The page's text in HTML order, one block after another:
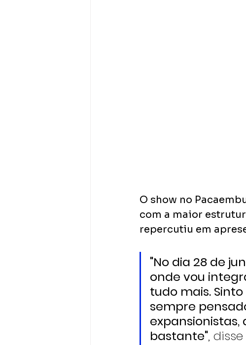
O show no
com a maior
repercutiu em
"No dia 28 de
onde vou
tudo mais.
sempre
bastante",